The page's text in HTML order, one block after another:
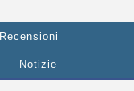
Recensioni
Notizie